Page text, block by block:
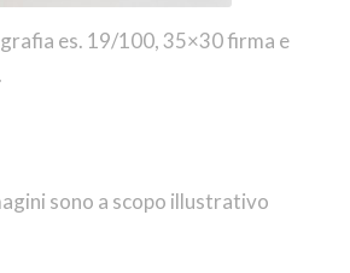
es. 19/100, 35×30 firma e
sono a scopo illustrativo